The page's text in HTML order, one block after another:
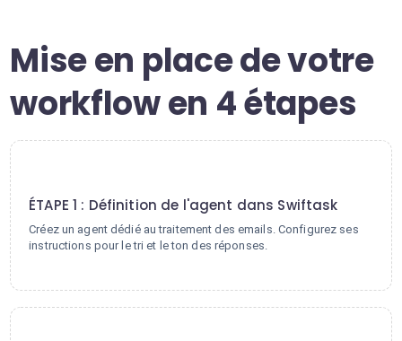
Mise en place de votre
workflow en 4 étapes
ÉTAPE 1 : Définition de l'agent dans Swiftask
Créez un agent dédié au traitement des emails. Configurez ses
instructions pour le tri et le ton des réponses.